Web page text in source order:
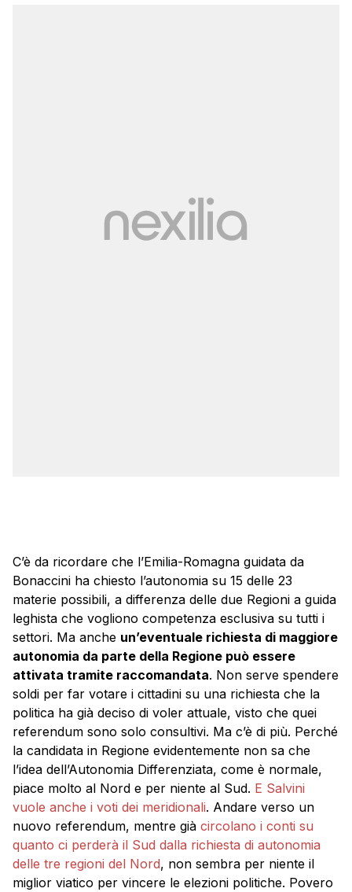
C’è da ricordare che l’Emilia-Romagna guidata da
Bonaccini ha chiesto l’autonomia su 15 delle 23
materie possibili, a differenza delle due Regioni a guida
leghista che vogliono competenza esclusiva su tutti i
settori. Ma anche un’eventuale richiesta di maggiore
autonomia da parte della Regione può essere
attivata tramite raccomandata. Non serve spendere
soldi per far votare i cittadini su una richiesta che la
politica ha già deciso di voler attuale, visto che quei
referendum sono solo consultivi. Ma c’è di più. Perché
la candidata in Regione evidentemente non sa che
l’idea dell’Autonomia Differenziata, come è normale,
piace molto al Nord e per niente al Sud. E Salvini
vuole anche i voti dei meridionali. Andare verso un
nuovo referendum, mentre già circolano i conti su
quanto ci perderà il Sud dalla richiesta di autonomia
delle tre regioni del Nord, non sembra per niente il
miglior viatico per vincere le elezioni politiche. Povero